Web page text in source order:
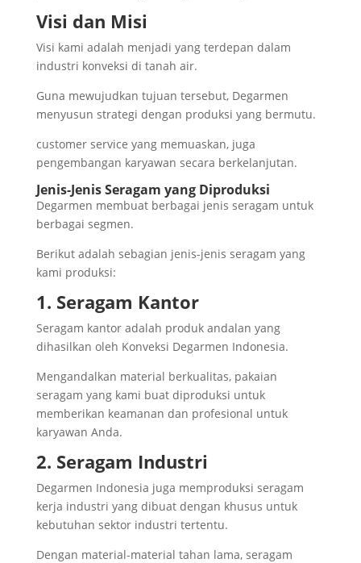
Visi dan Misi
Visi kami adalah menjadi yang terdepan dalam
industri konveksi di tanah air.
Guna mewujudkan tujuan tersebut, Degarmen
menyusun strategi dengan produksi yang bermutu.
customer service yang memuaskan, juga
pengembangan karyawan secara berkelanjutan.
Jenis-Jenis Seragam yang Diproduksi
Degarmen membuat berbagai jenis seragam untuk
berbagai segmen.
Berikut adalah sebagian jenis-jenis seragam yang
kami produksi:
1. Seragam Kantor
Seragam kantor adalah produk andalan yang
dihasilkan oleh Konveksi Degarmen Indonesia.
Mengandalkan material berkualitas, pakaian
seragam yang kami buat diproduksi untuk
memberikan keamanan dan profesional untuk
karyawan Anda.
2. Seragam Industri
Degarmen Indonesia juga memproduksi seragam
kerja industri yang dibuat dengan khusus untuk
kebutuhan sektor industri tertentu.
Dengan material-material tahan lama, seragam